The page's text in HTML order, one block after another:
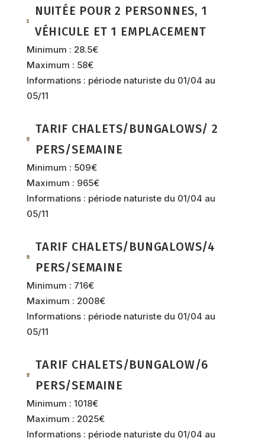
NUITÉE POUR 2 PERSONNES, 1
VÉHICULE ET 1 EMPLACEMENT
Minimum : 28.5€
Maximum : 58€
Informations : période naturiste du 01/04 au
05/11
TARIF CHALETS/BUNGALOWS/ 2
PERS/SEMAINE
Minimum : 509€
Maximum : 965€
Informations : période naturiste du 01/04 au
05/11
TARIF CHALETS/BUNGALOWS/4
PERS/SEMAINE
Minimum : 716€
Maximum : 2008€
Informations : période naturiste du 01/04 au
05/11
TARIF CHALETS/BUNGALOW/6
PERS/SEMAINE
Minimum : 1018€
Maximum : 2025€
Informations : période naturiste du 01/04 au